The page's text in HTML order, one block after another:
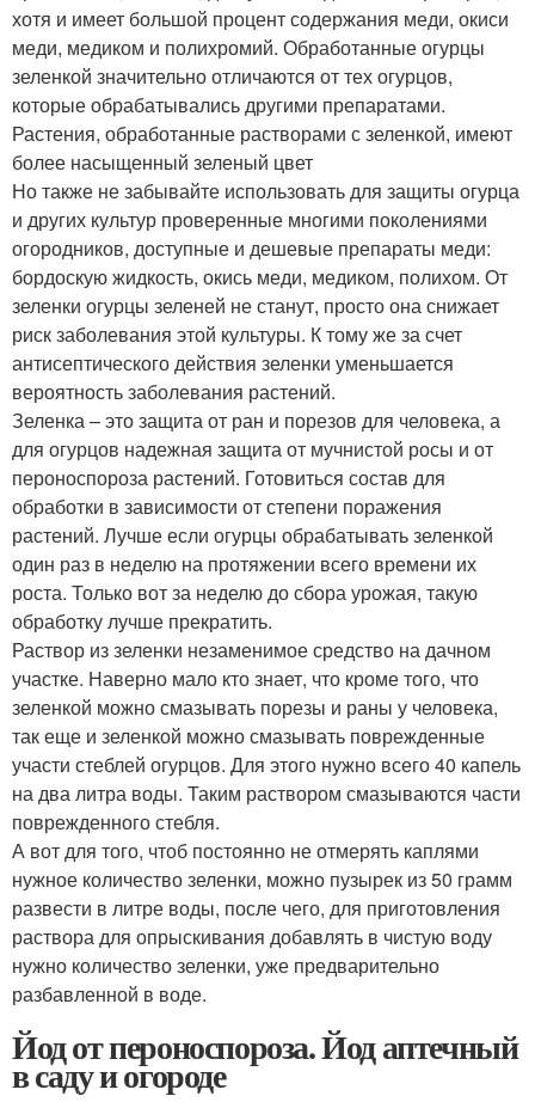
хотя и имеет большой процент содержания меди, окиси
меди, медиком и полихромий. Обработанные огурцы
зеленкой значительно отличаются от тех огурцов,
которые обрабатывались другими препаратами.
Растения, обработанные растворами с зеленкой, имеют
более насыщенный зеленый цвет
Но также не забывайте использовать для защиты огурца
и других культур проверенные многими поколениями
огородников, доступные и дешевые препараты меди:
бордоскую жидкость, окись меди, медиком, полихом. От
зеленки огурцы зеленей не станут, просто она снижает
риск заболевания этой культуры. К тому же за счет
антисептического действия зеленки уменьшается
вероятность заболевания растений.
Зеленка – это защита от ран и порезов для человека, а
для огурцов надежная защита от мучнистой росы и от
пероноспороза растений. Готовиться состав для
обработки в зависимости от степени поражения
растений. Лучше если огурцы обрабатывать зеленкой
один раз в неделю на протяжении всего времени их
роста. Только вот за неделю до сбора урожая, такую
обработку лучше прекратить.
Раствор из зеленки незаменимое средство на дачном
участке. Наверно мало кто знает, что кроме того, что
зеленкой можно смазывать порезы и раны у человека,
так еще и зеленкой можно смазывать поврежденные
участи стеблей огурцов. Для этого нужно всего 40 капель
на два литра воды. Таким раствором смазываются части
поврежденного стебля.
А вот для того, чтоб постоянно не отмерять каплями
нужное количество зеленки, можно пузырек из 50 грамм
развести в литре воды, после чего, для приготовления
раствора для опрыскивания добавлять в чистую воду
нужно количество зеленки, уже предварительно
разбавленной в воде.
Йод от пероноспороза. Йод аптечный
в саду и огороде